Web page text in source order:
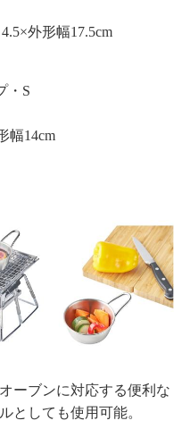
外形幅17.5cm
・S
幅14cm
ーブンに対応する便利な
としても使用可能。